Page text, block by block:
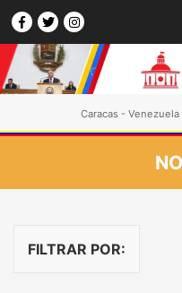
Caracas -
FILTRAR POR: